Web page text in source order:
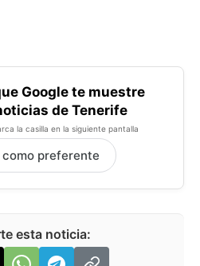
Google te muestre
de Tenerife
la casilla en la siguiente pantalla
preferente
esta noticia: